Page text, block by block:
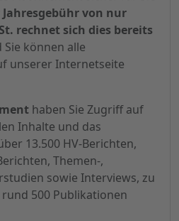
von nur
rechnet sich dies bereits
können alle
unserer Internetseite
haben Sie Zugriff auf
Inhalte und das
13.500 HV-Berichten,
Themen-,
sowie Interviews, zu
500 Publikationen